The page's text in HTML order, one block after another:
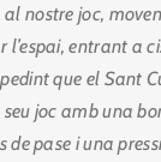
al nostre joc,
l’espai, entrant a
que el Sant
joc amb una
de pase i una